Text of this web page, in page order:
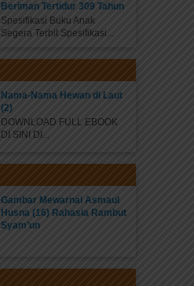
Beriman Tertidur 309 Tahun
Spesifikasi Buku Anak
Segera Terbit Spesifikasi...
Nama-Nama Hewan di Laut
(2)
DOWNLOAD FULL EBOOK
DI SINI DI...
Gambar Mewarnai Asmaul
Husna (16) Rahasia Rambut
Syam’un